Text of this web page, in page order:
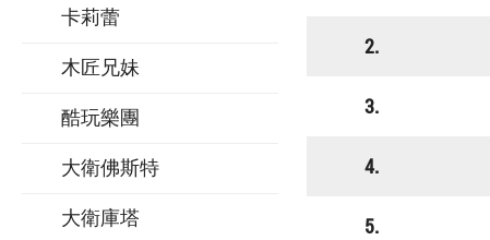
卡莉蕾
木匠兄妹
酷玩樂團
大衛佛斯特
大衛庫塔
2.
3.
4.
5.